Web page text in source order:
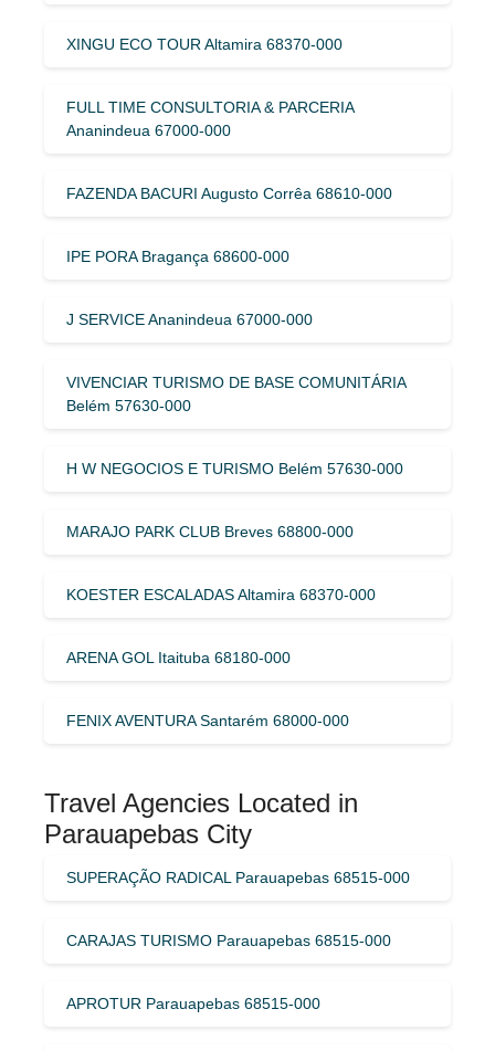
XINGU ECO TOUR Altamira 68370-000
FULL TIME CONSULTORIA & PARCERIA
Ananindeua 67000-000
FAZENDA BACURI Augusto Corrêa 68610-000
IPE PORA Bragança 68600-000
J SERVICE Ananindeua 67000-000
VIVENCIAR TURISMO DE BASE COMUNITÁRIA
Belém 57630-000
H W NEGOCIOS E TURISMO Belém 57630-000
MARAJO PARK CLUB Breves 68800-000
KOESTER ESCALADAS Altamira 68370-000
ARENA GOL Itaituba 68180-000
FENIX AVENTURA Santarém 68000-000
Travel Agencies Located in
Parauapebas City
SUPERAÇÃO RADICAL Parauapebas 68515-000
CARAJAS TURISMO Parauapebas 68515-000
APROTUR Parauapebas 68515-000